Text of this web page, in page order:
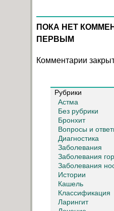
ПОКА НЕТ
ПЕРВЫМ
Комментарии
Рубрики
Астма
Без рубрики
Бронхит
Вопросы и
Диагностика
Заболевания
Заболевания
Заболевания
Истории
Кашель
Классификация
Ларингит